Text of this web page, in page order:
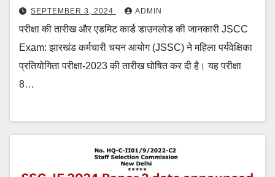
SEPTEMBER 3, 2024 ADMIN
परीक्षा की तारीख और एडमिट कार्ड डाउनलोड की जानकारी JSCC
Exam: झारखंड कर्मचारी चयन आयोग (JSSC) ने महिला पर्यवेक्षिका
प्रतियोगिता परीक्षा-2023 की तारीख घोषित कर दी है। यह परीक्षा
8…